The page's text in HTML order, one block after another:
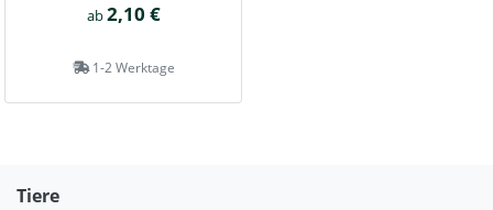
ab2,10 €
1-2 Werktage
Tiere